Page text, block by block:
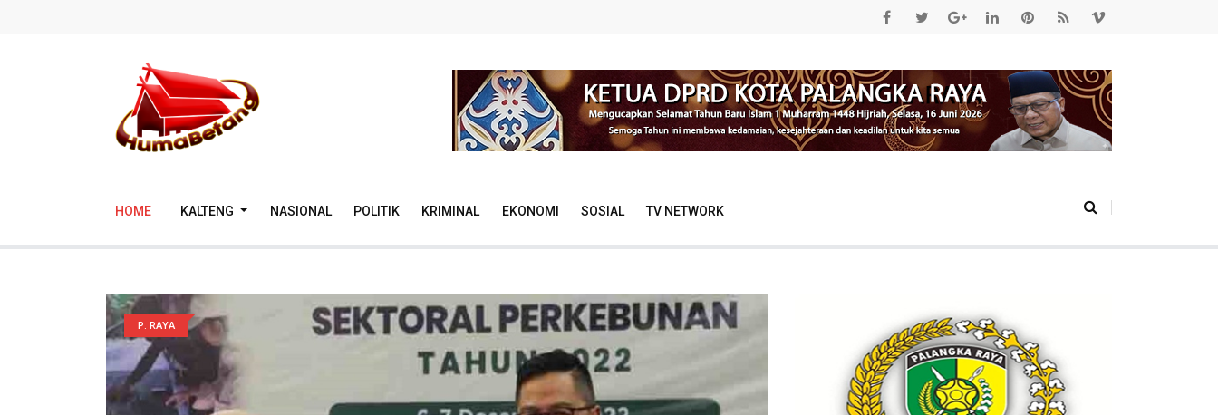
HOME KALTENG NASIONAL POLITIK KRIMINAL EKONOMI SOSIAL TV NETWORK
P. RAYA